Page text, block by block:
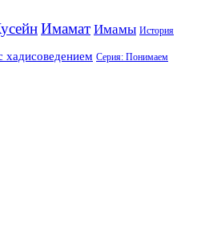
Имамат Имамы История
хадисоведением Серия: Понимаем